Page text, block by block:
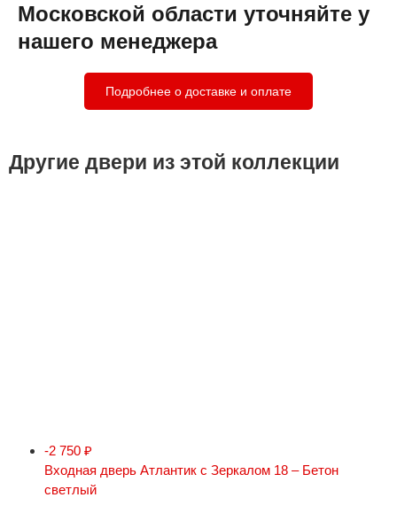
Московской области уточняйте у
нашего менеджера
Подробнее о доставке и оплате
Другие двери из этой коллекции
-2 750 ₽
Входная дверь Атлантик с Зеркалом 18 – Бетон
светлый